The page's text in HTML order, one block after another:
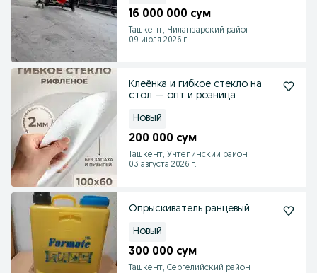
16 000 000 сум
Ташкент, Чиланзарский район
09 июля 2026 г.
Клеёнка и гибкое стекло на
стол — опт и розница
Новый
200 000 сум
Ташкент, Учтепинский район
03 августа 2026 г.
Опрыскиватель ранцевый
Новый
300 000 сум
Ташкент, Сергелийский район